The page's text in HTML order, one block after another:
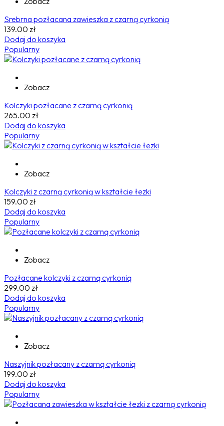
Srebrna pozłacana zawieszka z czarną cyrkonią
139.00 zł
Dodaj do koszyka
Popularny
Zobacz
Kolczyki pozłacane z czarną cyrkonią
265.00 zł
Dodaj do koszyka
Popularny
Zobacz
Kolczyki z czarną cyrkonią w kształcie łezki
159.00 zł
Dodaj do koszyka
Popularny
Zobacz
Pozłacane kolczyki z czarną cyrkonią
299.00 zł
Dodaj do koszyka
Popularny
Zobacz
Naszyjnik pozłacany z czarną cyrkonią
199.00 zł
Dodaj do koszyka
Popularny